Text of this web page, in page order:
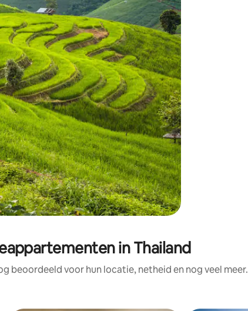
en omlaag, óf door te tikken of swipen.
in Thailand
beoordeeld voor hun locatie, netheid en nog veel meer.